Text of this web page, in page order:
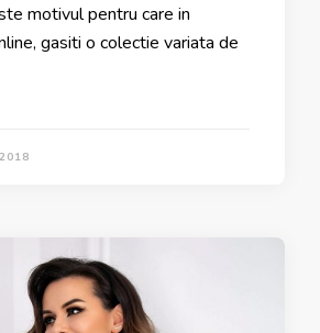
motivul pentru care in
gasiti o colectie variata de